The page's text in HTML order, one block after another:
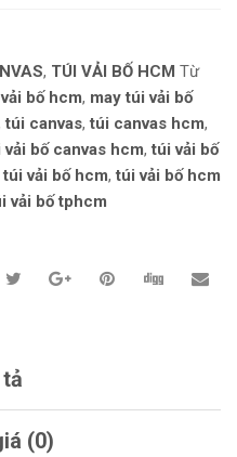
, TÚI VẢI BỐ HCM Từ
bố hcm, may túi vải bố
túi canvas,túi canvas hcm,
vải bố canvas hcm,túi vải bố
túi vải bố hcm,túi vải bố hcm
vải bố tphcm
(0)